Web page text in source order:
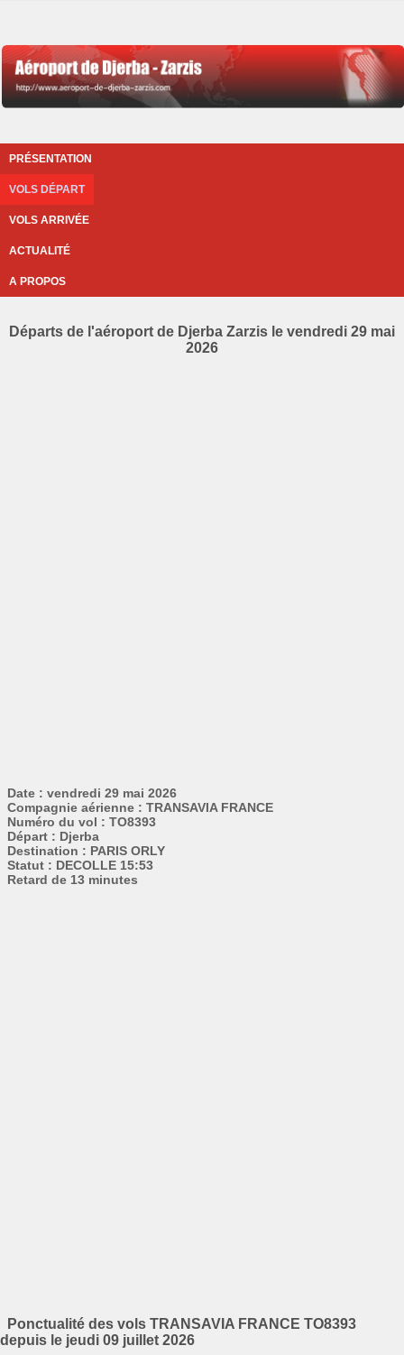
PRÉSENTATION
VOLS DÉPART
VOLS ARRIVÉE
ACTUALITÉ
A PROPOS
Départs de l'aéroport de Djerba Zarzis le vendredi 29 mai
2026
Date : vendredi 29 mai 2026
Compagnie aérienne : TRANSAVIA FRANCE
Numéro du vol : TO8393
Départ : Djerba
Destination : PARIS ORLY
Statut : DECOLLE 15:53
Retard de 13 minutes
Ponctualité des vols TRANSAVIA FRANCE TO8393
depuis le jeudi 09 juillet 2026